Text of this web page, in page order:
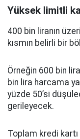
Yüksek limitli
400 bin liranın
kısmın belirli bir
Örneğin 600 bin
bin lira harcama
yüzde 50’si
gerileyecek.
Toplam kredi